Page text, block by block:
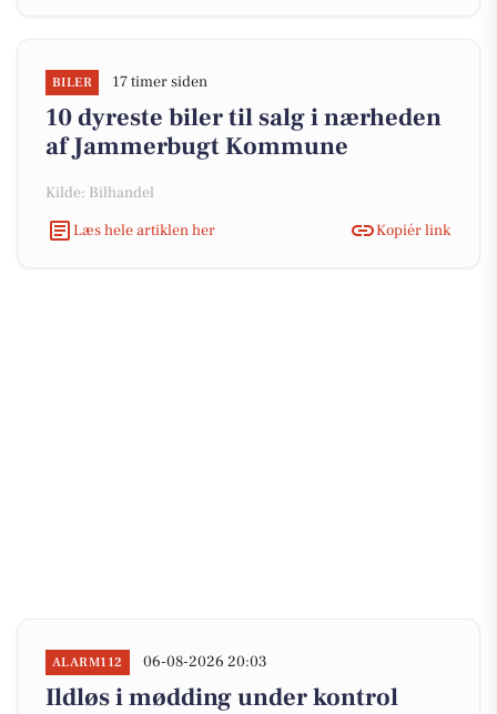
BILER 17 timer siden
10 dyreste biler til salg i nærheden
af Jammerbugt Kommune
Kilde: Bilhandel
Læs hele artiklen her
Kopiér link
ALARM112 06-08-2026 20:03
Ildløs i mødding under kontrol